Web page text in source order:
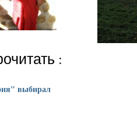
:
выбирал